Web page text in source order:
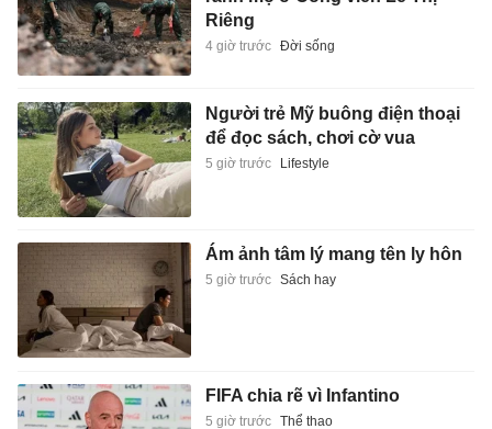
Riêng
4 giờ trước Đời sống
Người trẻ Mỹ buông điện thoại
để đọc sách, chơi cờ vua
5 giờ trước Lifestyle
Ám ảnh tâm lý mang tên ly hôn
5 giờ trước Sách hay
FIFA chia rẽ vì Infantino
5 giờ trước Thể thao